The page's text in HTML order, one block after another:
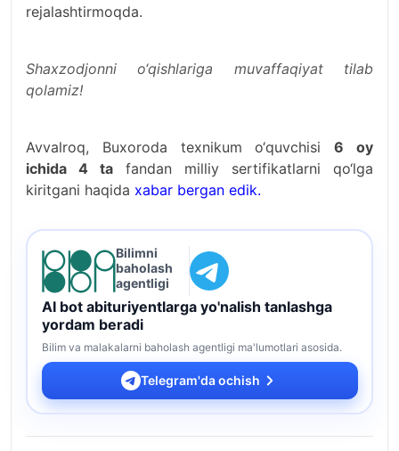
rejalashtirmoqda.
Shaxzodjonni o‘qishlariga muvaffaqiyat tilab
qolamiz!
Avvalroq, Buxoroda texnikum o‘quvchisi6 oy
ichida 4 ta fandan milliy sertifikatlarni qo‘lga
kiritgani haqida xabar bergan edik.
Bilimni
baholash
agentligi
AI bot abituriyentlarga yo'nalish tanlashga
yordam beradi
Bilim va malakalarni baholash agentligi ma'lumotlari asosida.
Telegram'da ochish